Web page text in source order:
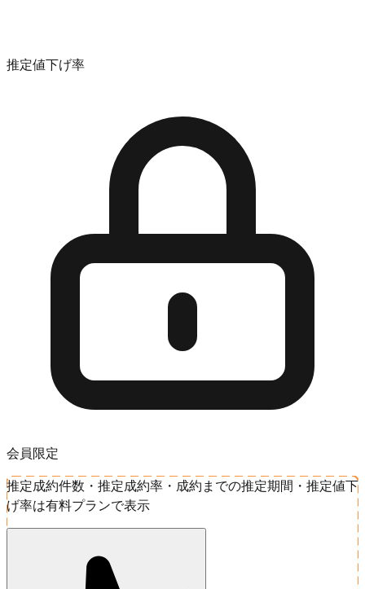
推定値下げ率
会員限定
推定成約件数・推定成約率・成約までの推定期間・推定値下
げ率は有料プランで表示